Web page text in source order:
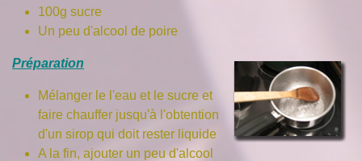
100g sucre
Un peu d'alcool de poire
Préparation
Mélanger le l'eau et le sucre et
faire chauffer jusqu'à l'obtention
d'un sirop qui doit rester liquide
A la fin, ajouter un peu d'alcool